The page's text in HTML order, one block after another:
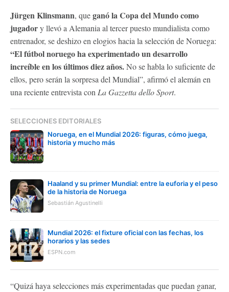
Jürgen Klinsmann, queganó la Copa del Mundo como
jugadory llevó a Alemania al tercer puesto mundialista como
entrenador, se deshizo en elogios hacia la selección de Noruega:
“El fútbol noruego ha experimentado un desarrollo
increíble en los últimos diez años.No se habla lo suficiente de
ellos, pero serán la sorpresa del Mundial”, afirmó el alemán en
una reciente entrevista conLa Gazzetta dello Sport.
SELECCIONES EDITORIALES
Noruega, en el Mundial 2026: figuras, cómo juega,
historia y mucho más
Haaland y su primer Mundial: entre la euforia y el peso
de la historia de Noruega
Sebastián Agustinelli
Mundial 2026: el fixture oficial con las fechas, los
horarios y las sedes
ESPN.com
“Quizá haya selecciones más experimentadas que puedan ganar,